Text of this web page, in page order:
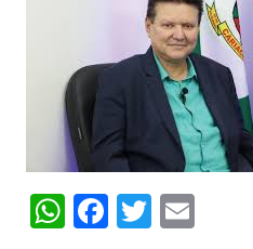
W F T E